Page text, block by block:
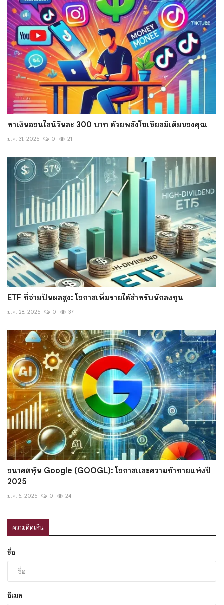
หาเงินออนไลน์วันละ 300 บาท ด้วยพลังโซเชียลมีเดียของคุณ
ม.ค. 31, 2025 0 21
ETF ที่จ่ายปันผลสูง: โอกาสเพิ่มรายได้สำหรับนักลงทุน
ม.ค. 28, 2025 0 37
อนาคตหุ้น Google (GOOGL): โอกาสและความท้าทายแห่งปี
2025
ม.ค. 6, 2025 0 24
ความคิดเห็น
ชื่อ
อีเมล